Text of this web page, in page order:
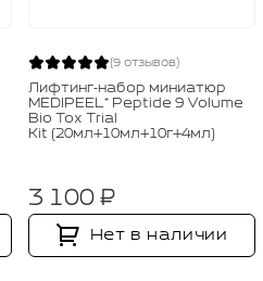
(9 отзывов)
Лифтинг‑набор миниатюр
MEDIPEEL⁺ Peptide 9 Volume
Bio Tox Trial
Kit (20мл+10мл+10г+4мл)
3 100 ₽
Нет в наличии